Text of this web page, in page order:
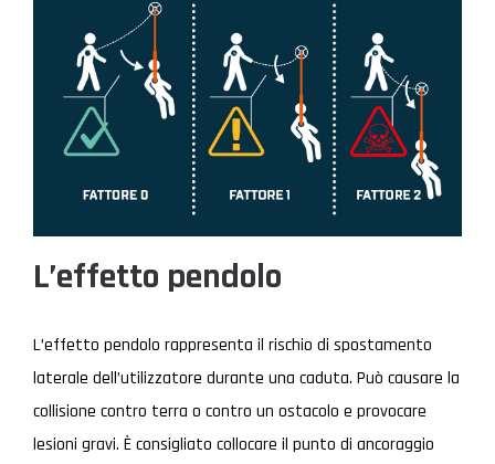
L’effetto pendolo
L’effetto pendolo rappresenta il rischio di spostamento
laterale dell’utilizzatore durante una caduta. Può causare la
collisione contro terra o contro un ostacolo e provocare
lesioni gravi. È consigliato collocare il punto di ancoraggio